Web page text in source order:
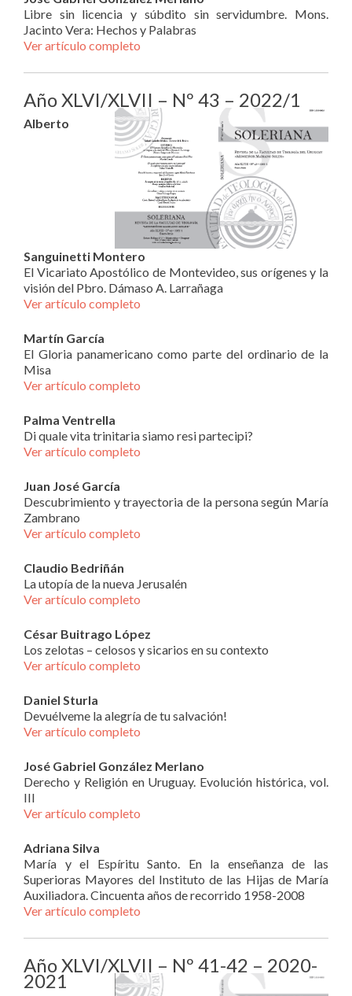
Libre sin licencia y súbdito sin servidumbre. Mons.
Jacinto Vera: Hechos y Palabras
Ver artículo completo
Año XLVI/XLVII – Nº 43 – 2022/1
Alberto
Sanguinetti Montero
El Vicariato Apostólico de Montevideo, sus orígenes y la
visión del Pbro. Dámaso A. Larrañaga
Ver artículo completo
Martín García
El Gloria panamericano como parte del ordinario de la
Misa
Ver artículo completo
Palma Ventrella
Di quale vita trinitaria siamo resi partecipi?
Ver artículo completo
Juan José García
Descubrimiento y trayectoria de la persona según María
Zambrano
Ver artículo completo
Claudio Bedriñán
La utopía de la nueva Jerusalén
Ver artículo completo
César Buitrago López
Los zelotas – celosos y sicarios en su contexto
Ver artículo completo
Daniel Sturla
Devuélveme la alegría de tu salvación!
Ver artículo completo
José Gabriel González Merlano
Derecho y Religión en Uruguay. Evolución histórica, vol.
III
Ver artículo completo
Adriana Silva
María y el Espíritu Santo. En la enseñanza de las
Superioras Mayores del Instituto de las Hijas de María
Auxiliadora. Cincuenta años de recorrido 1958-2008
Ver artículo completo
Año XLVI/XLVII – Nº 41-42 – 2020-
2021